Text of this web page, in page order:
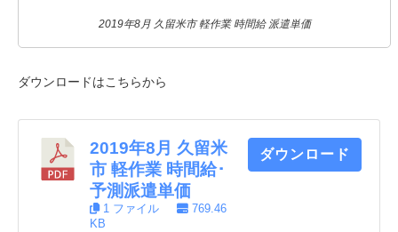
2019年8月 久留米市 軽作業 時間給 派遣単価
ダウンロードはこちらから
2019年8月 久留米
市 軽作業 時間給･
予測派遣単価
1 ファイル
769.46
KB
ダウンロード